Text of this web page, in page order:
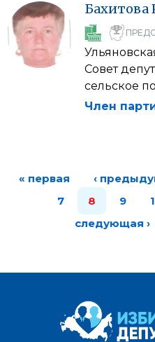
Бахитова
Совет
сельское
Член
« первая ‹
7
8 9
следующая ›